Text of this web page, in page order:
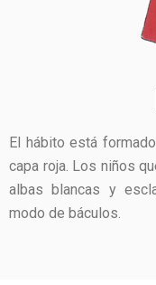
El hábito está
capa roja. Los niños
albas blancas y
modo de báculos.